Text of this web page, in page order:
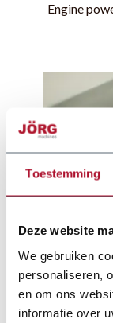
Toestemming
Deze website
We gebruiken
personaliseren,
en om ons
informatie over
Engine